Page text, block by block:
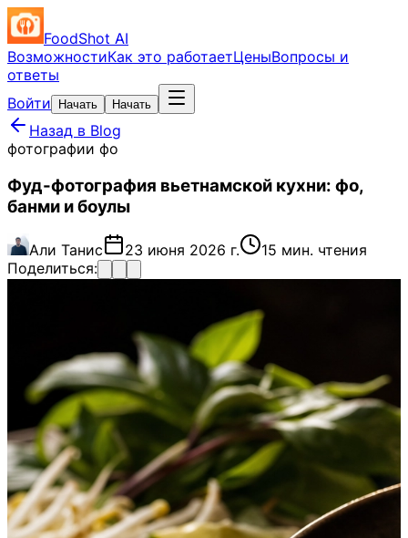
FoodShot AI
ВозможностиКак это работаетЦеныВопросы и
ответы
Войти
Начать Начать
Назад в Blog
фотографии фо
Фуд-фотография вьетнамской кухни: фо,
банми и боулы
Али Танис 23 июня 2026 г.
15 мин. чтения
Поделиться: